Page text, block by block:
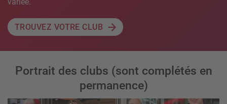
TROUVEZ VOTRE CLUB
Portrait des clubs (sont complétés en
permanence)